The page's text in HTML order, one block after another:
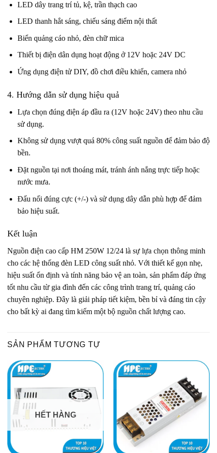
LED dây trang trí tủ, kệ, trần thạch cao
LED thanh hắt sáng, chiếu sáng điểm nội thất
Biển quảng cáo nhỏ, đèn chữ mica
Thiết bị điện dân dụng hoạt động ở 12V hoặc 24V DC
Ứng dụng điện tử DIY, đồ chơi điều khiển, camera nhỏ
4. Hướng dẫn sử dụng hiệu quả
Lựa chọn đúng điện áp đầu ra (12V hoặc 24V) theo nhu cầu
sử dụng.
Không sử dụng vượt quá 80% công suất nguồn để đảm bảo độ
bền.
Đặt nguồn tại nơi thoáng mát, tránh ánh nắng trực tiếp hoặc
nước mưa.
Đấu nối đúng cực (+/-) và sử dụng dây dẫn phù hợp để đảm
bảo hiệu suất.
Kết luận
Nguồn điện cao cấp HM 250W 12/24 là sự lựa chọn thông minh
cho các hệ thống đèn LED công suất nhỏ. Với thiết kế gọn nhẹ,
hiệu suất ổn định và tính năng bảo vệ an toàn, sản phẩm đáp ứng
tốt nhu cầu từ gia đình đến các công trình trang trí, quảng cáo
chuyên nghiệp. Đây là giải pháp tiết kiệm, bền bỉ và đáng tin cậy
cho bất kỳ ai đang tìm kiếm một bộ nguồn chất lượng cao.
SẢN PHẨM TƯƠNG TỰ
HẾT HÀNG